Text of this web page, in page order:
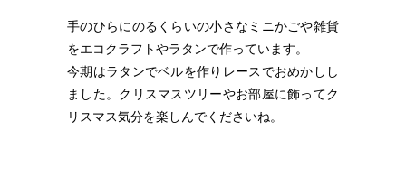
手のひらにのるくらいの小さなミニかごや雑貨
をエコクラフトやラタンで作っています。
今期はラタンでベルを作りレースでおめかしし
ました。クリスマスツリーやお部屋に飾ってク
リスマス気分を楽しんでくださいね。